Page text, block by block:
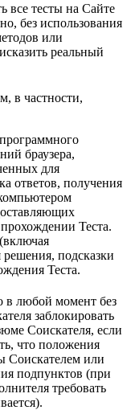
все тесты на Сайте
без использования
или
реальный
в частности,
браузера,
для
ответов, получения
Теста.
решения, подсказки
Теста.
в любой момент без
заблокировать
Соискателя, если
что положения
Соискателем или
подпунктов (при
требовать